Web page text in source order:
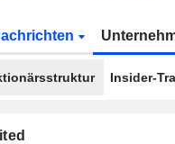
Insider-